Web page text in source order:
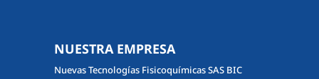
NUESTRA EMPRESA
Nuevas Tecnologías Fisicoquímicas SAS BIC